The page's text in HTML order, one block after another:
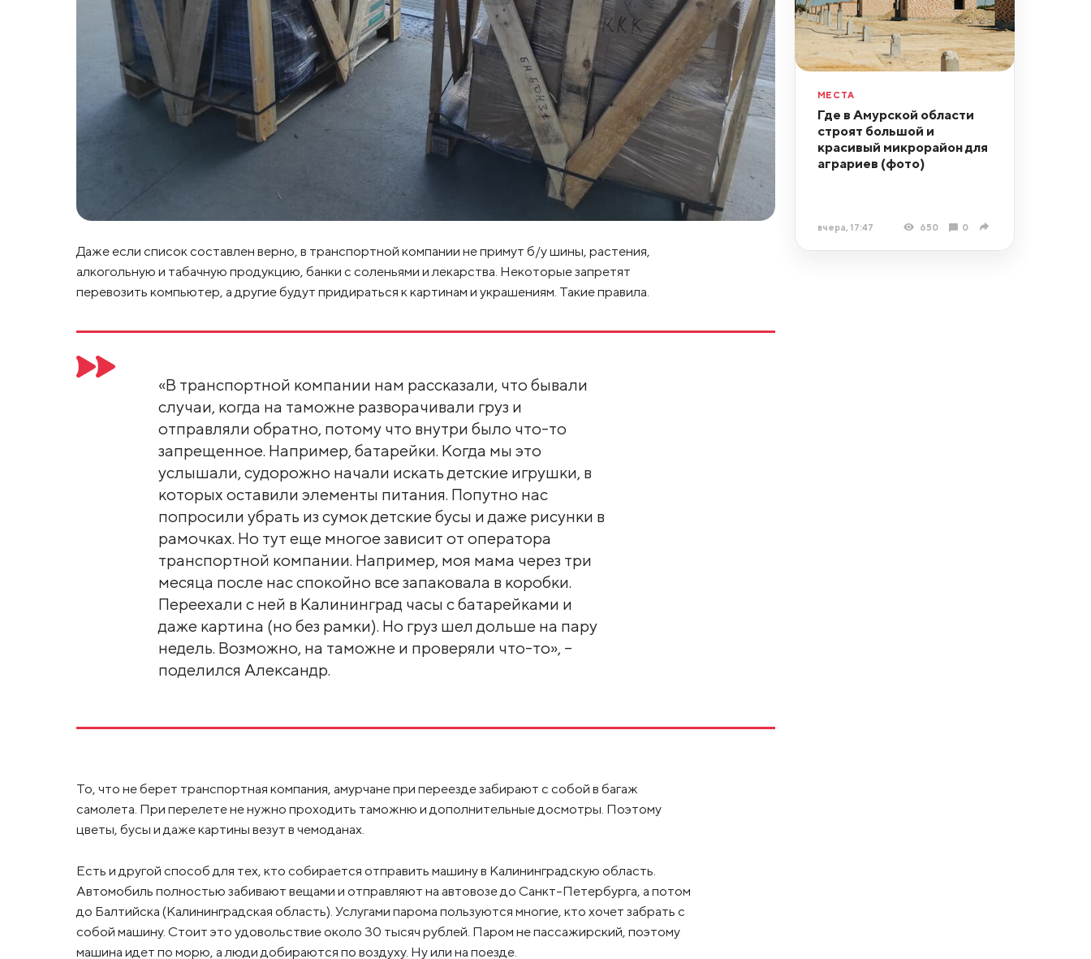
Даже если список составлен верно, в транспортной компании не примут б/у шины, растения,
алкогольную и табачную продукцию, банки с соленьями и лекарства. Некоторые запретят
перевозить компьютер, а другие будут придираться к картинам и украшениям. Такие правила.
«В транспортной компании нам рассказали, что бывали
случаи, когда на таможне разворачивали груз и
отправляли обратно, потому что внутри было что-то
запрещенное. Например, батарейки. Когда мы это
услышали, судорожно начали искать детские игрушки, в
которых оставили элементы питания. Попутно нас
попросили убрать из сумок детские бусы и даже рисунки в
рамочках. Но тут еще многое зависит от оператора
транспортной компании. Например, моя мама через три
месяца после нас спокойно все запаковала в коробки.
Переехали с ней в Калининград часы с батарейками и
даже картина (но без рамки). Но груз шел дольше на пару
недель. Возможно, на таможне и проверяли что-то», –
поделился Александр.
То, что не берет транспортная компания, амурчане при переезде забирают с собой в багаж
самолета. При перелете не нужно проходить таможню и дополнительные досмотры. Поэтому
цветы, бусы и даже картины везут в чемоданах.
Есть и другой способ для тех, кто собирается отправить машину в Калининградскую область.
Автомобиль полностью забивают вещами и отправляют на автовозе до Санкт-Петербурга, а потом
до Балтийска (Калининградская область). Услугами парома пользуются многие, кто хочет забрать с
собой машину. Стоит это удовольствие около 30 тысяч рублей. Паром не пассажирский, поэтому
машина идет по морю, а люди добираются по воздуху. Ну или на поезде.
МЕСТА
Где в Амурской области
строят большой и
красивый микрорайон для
аграриев (фото)
вчера, 17:47 650 0